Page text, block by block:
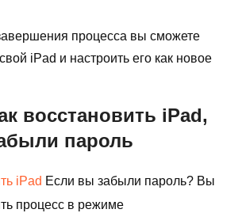
процесса вы сможете
iPad и настроить его как новое
восстановить iPad,
пароль
iPad Если вы забыли пароль? Вы
процесс в режиме